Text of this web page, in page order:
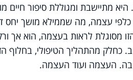
מתיישבת ומגוללת סיפור חיים
עצמה, מה שממילא מושך יחס
מסוגלת לראות בעצמה, הוא אך
כחלק מהתהליך הטיפולי, בחלוף
בה. העצמה ועוד העצמה.